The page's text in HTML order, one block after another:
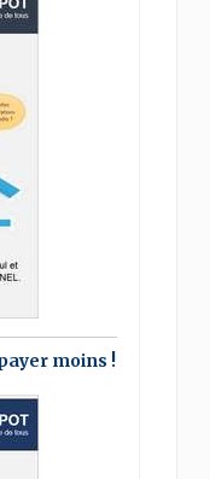
moins !